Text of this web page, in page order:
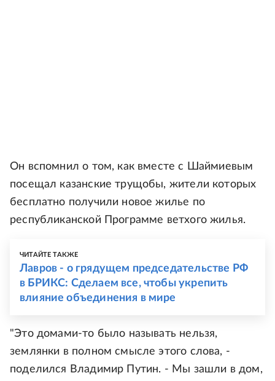
Он вспомнил о том, как вместе с Шаймиевым
посещал казанские трущобы, жители которых
бесплатно получили новое жилье по
республиканской Программе ветхого жилья.
ЧИТАЙТЕ ТАКЖЕ
Лавров - о грядущем председательстве РФ
в БРИКС: Сделаем все, чтобы укрепить
влияние объединения в мире
"Это домами-то было называть нельзя,
землянки в полном смысле этого слова, -
поделился Владимир Путин. - Мы зашли в дом,